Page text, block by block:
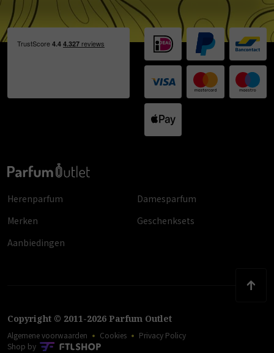
Herenparfum
Damesparfum
Merken
Geschenksets
Aanbiedingen
Copyright © 2011-2026 Parfum Outlet
Algemene voorwaarden Cookies
Privacy Policy
Shop by